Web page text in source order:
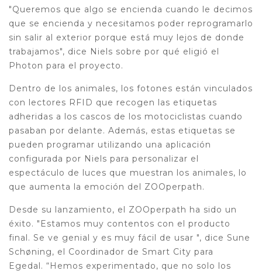
"Queremos que algo se encienda cuando le decimos
que se encienda y necesitamos poder reprogramarlo
sin salir al exterior porque está muy lejos de donde
trabajamos", dice Niels sobre por qué eligió el
Photon para el proyecto.
Dentro de los animales, los fotones están vinculados
con lectores RFID que recogen las etiquetas
adheridas a los cascos de los motociclistas cuando
pasaban por delante. Además, estas etiquetas se
pueden programar utilizando una aplicación
configurada por Niels para personalizar el
espectáculo de luces que muestran los animales, lo
que aumenta la emoción del ZOOperpath.
Desde su lanzamiento, el ZOOperpath ha sido un
éxito. "Estamos muy contentos con el producto
final. Se ve genial y es muy fácil de usar ", dice Sune
Schøning, el Coordinador de Smart City para
Egedal. “Hemos experimentado, que no solo los